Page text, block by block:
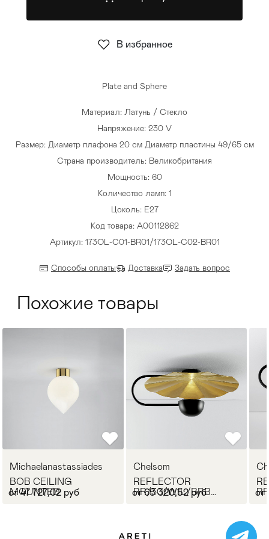
Стулья >
Plate and Sphere
Материал: Латунь / Стекло
Напряжение: 230 V
Размер: Диаметр плафона 20 см Диаметр пластины 49/65 см
Страна производитель: Великобритания
Мощность: 60
Количество ламп: 1
Цоколь: E27
Код товара: A00112862
Артикул: 173OL-C01-BR01/173OL-C02-BR01
Способы оплаты Доставка Задать вопрос
В избранное
Похожие товары
Michaelanastassiades
BOB CEILING
MOUNTED
от 47 727,02 руб
Chelsom
REFLECTOR
RR/30/W1L/BRB
(CEILING MOUNTED)
от 65 320,52 руб от